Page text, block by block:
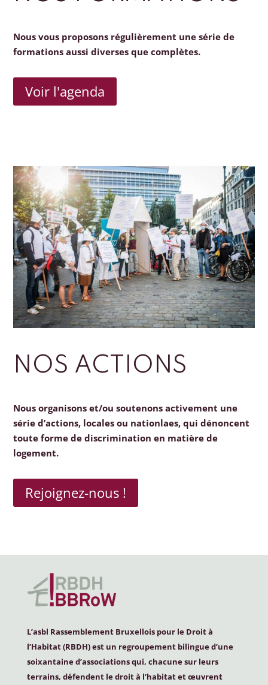
Nous vous proposons régulièrement une série de
formations aussi diverses que complètes.
Voir l'agenda
NOS ACTIONS
Nous organisons et/ou soutenons activement une
série d’actions, locales ou nationlaes, qui dénoncent
toute forme de discrimination en matière de
logement.
Rejoignez-nous !
L’asbl Rassemblement Bruxellois pour le Droit à
l’Habitat (RBDH) est un regroupement bilingue d’une
soixantaine d’associations qui, chacune sur leurs
terrains, défendent le droit à l’habitat et œuvrent